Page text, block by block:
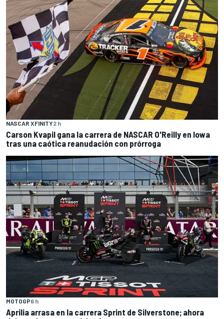
NASCAR XFINITY2 h
Carson Kvapil gana la carrera de NASCAR O'Reilly en Iowa
tras una caótica reanudación con prórroga
MOTOGP6 h
Aprilia arrasa en la carrera Sprint de Silverstone; ahora